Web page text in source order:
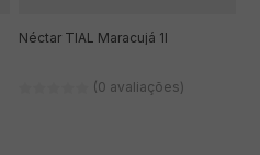
Néctar TIAL Maracujá 1l
(0 avaliações)